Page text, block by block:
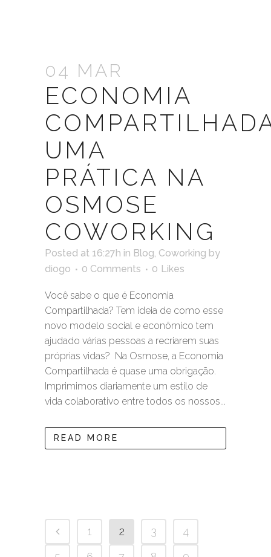
04 MAR
ECONOMIA
UMA
PRÁTICA NA
OSMOSE
COWORKING
Posted at 16:27h in Blog, Coworking by
diogo
0 Comments 0 Likes
Você sabe o que é Economia
Compartilhada? Tem ideia de como esse
novo modelo social e econômico tem
ajudado várias pessoas a recriarem suas
próprias vidas? Na Osmose, a Economia
Compartilhada é quase uma obrigação.
Imprimimos diariamente um estilo de
vida colaborativo entre todos os nossos...
READ MORE
1 2 3
4